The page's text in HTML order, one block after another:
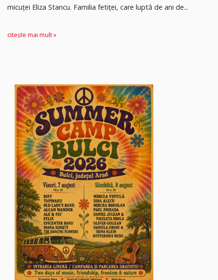
micuței Eliza Stancu. Familia fetiței, care luptă de ani de...
citește mai mult »